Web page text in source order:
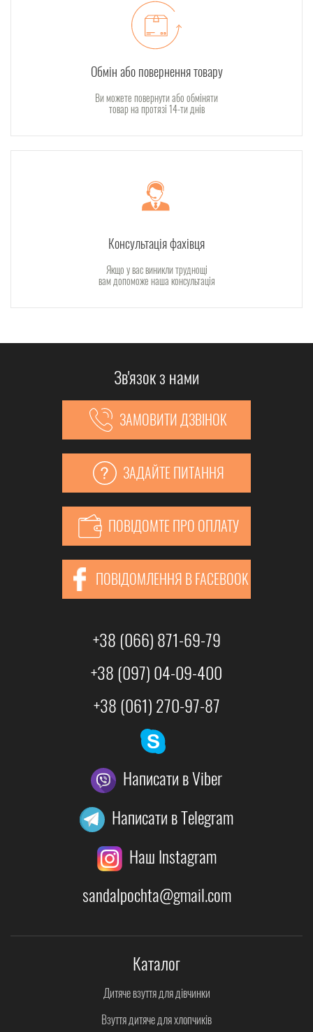
Обмін або повернення товару
Ви можете повернути або обміняти
товар на протязі 14-ти днів
Консультація фахівця
Якщо у вас виникли труднощі
вам допоможе наша консультація
Зв'язок з нами
ЗАМОВИТИ ДЗВІНОК
ЗАДАЙТЕ ПИТАННЯ
ПОВІДОМТЕ ПРО ОПЛАТУ
ПОВІДОМЛЕННЯ В FACEBOOK
+38 (066) 871-69-79
+38 (097) 04-09-400
+38 (061) 270-97-87
Написати в Viber
Написати в Telegram
Наш Instagram
sandalpochta@gmail.com
Каталог
Дитяче взуття для дівчинки
Взуття дитяче для хлопчиків